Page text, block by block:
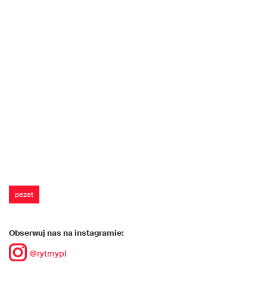
pezet
Obserwuj nas na instagramie:
@rytmypl